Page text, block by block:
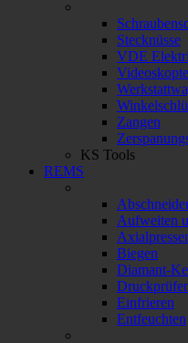
Stecknüsse
VDE
Zangen
KS Tools
REMS
Aufweiten
Biegen
Diamant-
Einfrieren
Entfeuchten